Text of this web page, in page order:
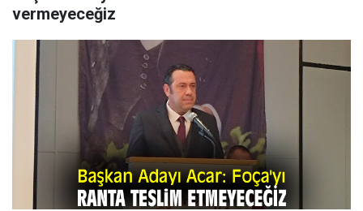
vermeyeceğiz